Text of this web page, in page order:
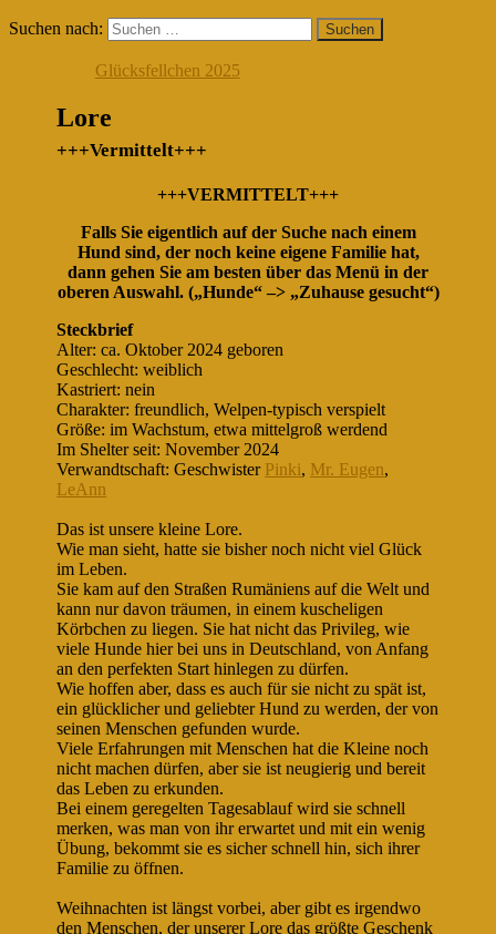
Suchen nach:
Glücksfellchen 2025
Lore
+++Vermittelt+++
+++VERMITTELT+++
Falls Sie eigentlich auf der Suche nach einem
Hund sind, der noch keine eigene Familie hat,
dann gehen Sie am besten über das Menü in der
oberen Auswahl. („Hunde“ –> „Zuhause gesucht“)
Steckbrief
Alter: ca. Oktober 2024 geboren
Geschlecht: weiblich
Kastriert: nein
Charakter: freundlich, Welpen-typisch verspielt
Größe: im Wachstum, etwa mittelgroß werdend
Im Shelter seit: November 2024
Verwandtschaft: Geschwister Pinki, Mr. Eugen,
LeAnn
Das ist unsere kleine Lore.
Wie man sieht, hatte sie bisher noch nicht viel Glück
im Leben.
Sie kam auf den Straßen Rumäniens auf die Welt und
kann nur davon träumen, in einem kuscheligen
Körbchen zu liegen. Sie hat nicht das Privileg, wie
viele Hunde hier bei uns in Deutschland, von Anfang
an den perfekten Start hinlegen zu dürfen.
Wie hoffen aber, dass es auch für sie nicht zu spät ist,
ein glücklicher und geliebter Hund zu werden, der von
seinen Menschen gefunden wurde.
Viele Erfahrungen mit Menschen hat die Kleine noch
nicht machen dürfen, aber sie ist neugierig und bereit
das Leben zu erkunden.
Bei einem geregelten Tagesablauf wird sie schnell
merken, was man von ihr erwartet und mit ein wenig
Übung, bekommt sie es sicher schnell hin, sich ihrer
Familie zu öffnen.
Weihnachten ist längst vorbei, aber gibt es irgendwo
den Menschen, der unserer Lore das größte Geschenk